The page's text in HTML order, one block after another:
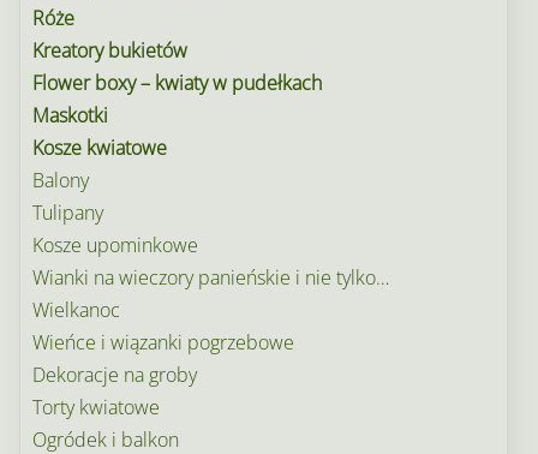
Róże
Kreatory bukietów
Flower boxy – kwiaty w pudełkach
Maskotki
Kosze kwiatowe
Balony
Tulipany
Kosze upominkowe
Wianki na wieczory panieńskie i nie tylko…
Wielkanoc
Wieńce i wiązanki pogrzebowe
Dekoracje na groby
Torty kwiatowe
Ogródek i balkon